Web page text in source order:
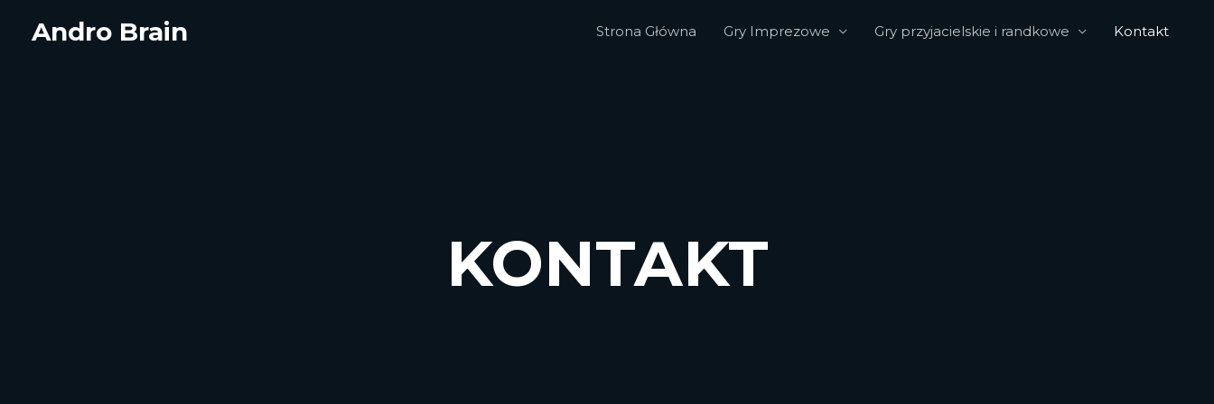
Andro Brain Strona Główna Gry Imprezowe Gry przyjacielskie i randkowe Kontakt
KONTAKT